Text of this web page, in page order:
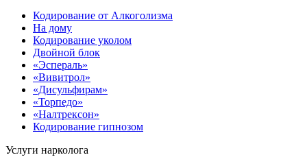
Кодирование от Алкоголизма
На дому
Кодирование уколом
Двойной блок
«Эспераль»
«Вивитрол»
«Дисульфирам»
«Торпедо»
«Налтрексон»
Кодирование гипнозом
Услуги нарколога